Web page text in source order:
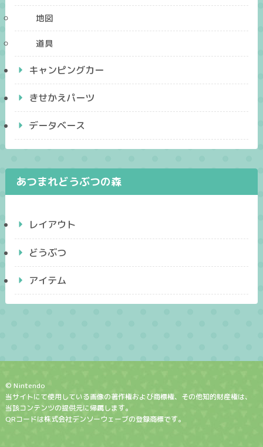
地図
道具
キャンピングカー
きせかえパーツ
データベース
あつまれどうぶつの森
レイアウト
どうぶつ
アイテム
© Nintendo
当サイトにて使用している画像の著作権および商標権、その他知的財産権は、
当該コンテンツの提供元に帰属します。
QRコードは株式会社デンソーウェーブの登録商標です。